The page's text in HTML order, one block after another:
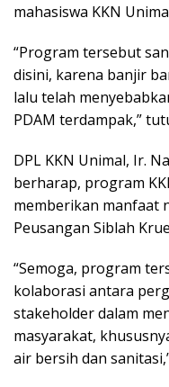
mahasiswa KKN
“Program tersebut
disini, karena banjir
lalu telah
PDAM terdampak,”
DPL KKN Unimal, Ir.
berharap, program
memberikan manfaat
Peusangan Siblah
“Semoga, program
kolaborasi antara
stakeholder dalam
masyarakat,
air bersih dan